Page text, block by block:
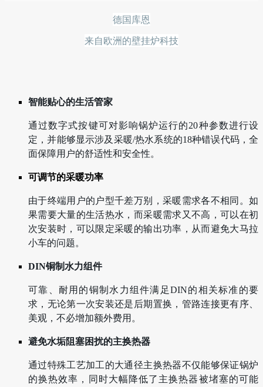
德国库恩
来自欧洲的壁挂炉科技
智能贴心的生活管家
通过数字式按键可对影响锅炉运行的20种参数进行设
定，并能够显示涉及采暖/热水系统的18种错误代码，全
面保障用户的舒适性和安全性。
可调节的采暖功率
由于终端用户的户型千差万别，采暖需求各不相同。如
果需要大量的生活热水，而采暖需求又不高，可以在初
次安装时，可以限定采暖的输出功率，从而避免大马拉
小车的问题。
DIN铜制水力组件
可靠、耐用的铜制水力组件满足DIN的相关标准的要
求，无论第一次安装还是后期置换，管路连接更有序、
美观，不必增加额外费用。
避免水垢阻塞困扰的主换热器
通过特殊工艺加工的大通径主换热器不仅能够保证锅炉
的换热效率，同时大幅降低了主换热器被堵塞的可能